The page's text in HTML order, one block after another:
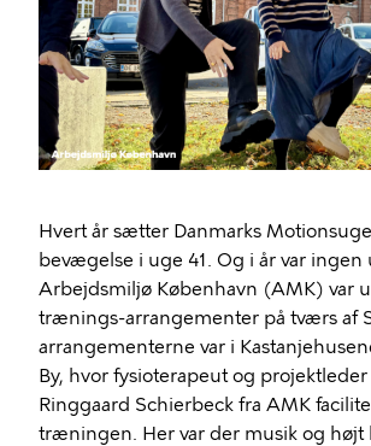
Hvert år sætter Danmarks
bevægelse i uge 41. Og i år var ingen
Arbejdsmiljø København (AMK) var
trænings-arrangementer på tværs af
arrangementerne var i
By, hvor fysioterapeut og projektleder
Ringgaard Schierbeck fra AMK
træningen. Her var der musik og højt